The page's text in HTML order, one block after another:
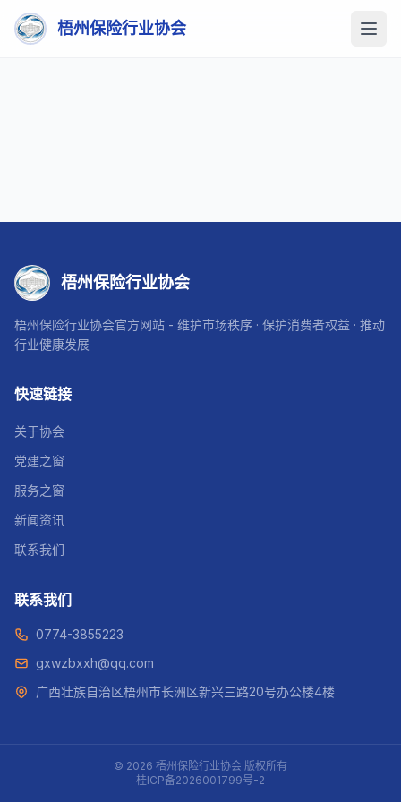
梧州保险行业协会
梧州保险行业协会
梧州保险行业协会官方网站 - 维护市场秩序 · 保护消费者权益 · 推动
行业健康发展
快速链接
关于协会
党建之窗
服务之窗
新闻资讯
联系我们
联系我们
0774-3855223
gxwzbxxh@qq.com
广西壮族自治区梧州市长洲区新兴三路20号办公楼4楼
© 2026 梧州保险行业协会 版权所有
桂ICP备2026001799号-2